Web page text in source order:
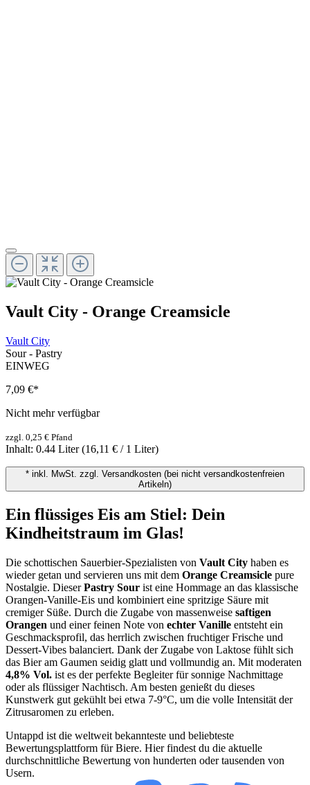
Vault City - Orange Creamsicle
Vault City
Sour - Pastry
EINWEG
7,09 €*
Nicht mehr verfügbar
zzgl. 0,25 € Pfand
Inhalt: 0.44 Liter(16,11 € / 1 Liter)
* inkl. MwSt. zzgl. Versandkosten (bei nicht versandkostenfreien
Artikeln)
Ein flüssiges Eis am Stiel: Dein
Kindheitstraum im Glas!
Die schottischen Sauerbier-Spezialisten von Vault City haben es
wieder getan und servieren uns mit dem Orange Creamsicle pure
Nostalgie. DieserPastry Sour ist eine Hommage an das klassische
Orangen-Vanille-Eis und kombiniert eine spritzige Säure mit
cremiger Süße. Durch die Zugabe von massenweise saftigen
Orangen und einer feinen Note von echter Vanille entsteht ein
Geschmacksprofil, das herrlich zwischen fruchtiger Frische und
Dessert-Vibes balanciert. Dank der Zugabe von Laktose fühlt sich
das Bier am Gaumen seidig glatt und vollmundig an. Mit moderaten
4,8% Vol. ist es der perfekte Begleiter für sonnige Nachmittage
oder als flüssiger Nachtisch. Am besten genießt du dieses
Kunstwerk gut gekühlt bei etwa 7-9°C, um die volle Intensität der
Zitrusaromen zu erleben.
Untappd ist die weltweit bekannteste und beliebteste
Bewertungsplattform für Biere. Hier findest du die aktuelle
durchschnittliche Bewertung von hunderten oder tausenden von
Usern.